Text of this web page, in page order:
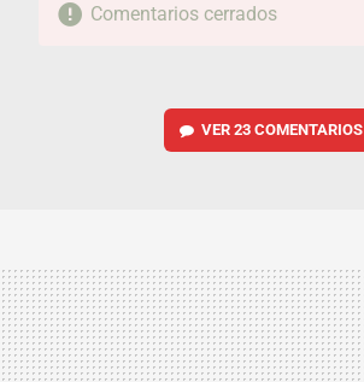
Comentarios cerrados
VER 23 COMENTARIOS